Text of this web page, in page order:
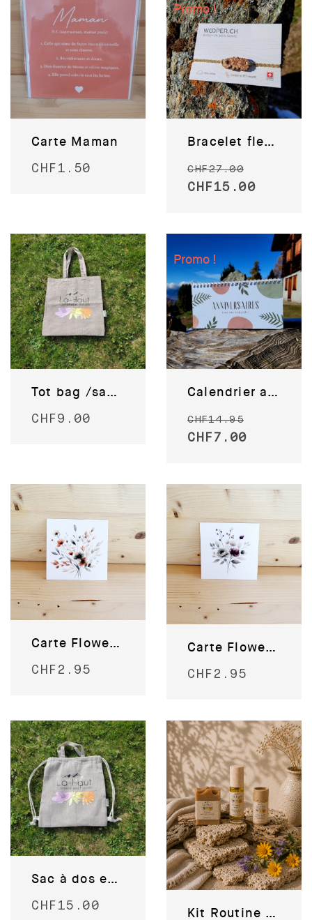
Carte Maman
CHF 1.50
Promo !
Bracelet fleurs en bois
CHF27.00
CHF 15.00
Tot bag /sac shopping en coton recyclé
CHF 9.00
Promo !
Calendrier anniversaires
CHF14.95
CHF 7.00
Carte Flower Power
CHF 2.95
Carte Flower Power
CHF 2.95
Sac à dos en coton recyclé
CHF 15.00 Kit Routine sportive